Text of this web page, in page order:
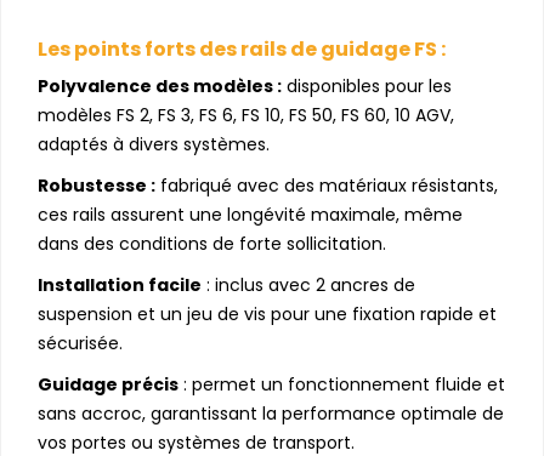
Les points forts des rails de guidage FS :
Polyvalence des modèles : disponibles pour les
modèles FS 2, FS 3, FS 6, FS 10, FS 50, FS 60, 10 AGV,
adaptés à divers systèmes.
Robustesse : fabriqué avec des matériaux résistants,
ces rails assurent une longévité maximale, même
dans des conditions de forte sollicitation.
Installation facile : inclus avec 2 ancres de
suspension et un jeu de vis pour une fixation rapide et
sécurisée.
Guidage précis : permet un fonctionnement fluide et
sans accroc, garantissant la performance optimale de
vos portes ou systèmes de transport.